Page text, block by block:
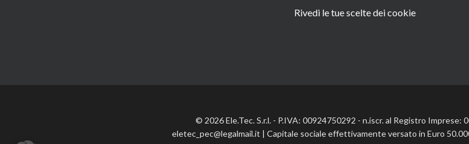
Rivedi le tue scelte dei cookie
© 2026 Ele.Tec. S.r.l. - P.IVA: 00924750292 - n.iscr. al Registro Imprese:
eletec_pec@legalmail.it | Capitale sociale effettivamente versato in Euro